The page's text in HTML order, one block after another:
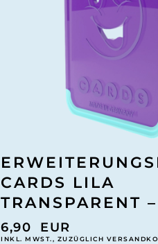
CARDS LILA
TRANSPARENT
6,90 EUR
INKL. MWST., ZUZÜGLICH